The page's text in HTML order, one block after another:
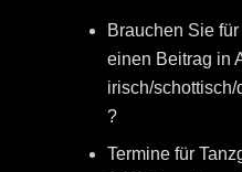
Brauchen Sie
einen Beitrag in
irisch/
?
Termine für